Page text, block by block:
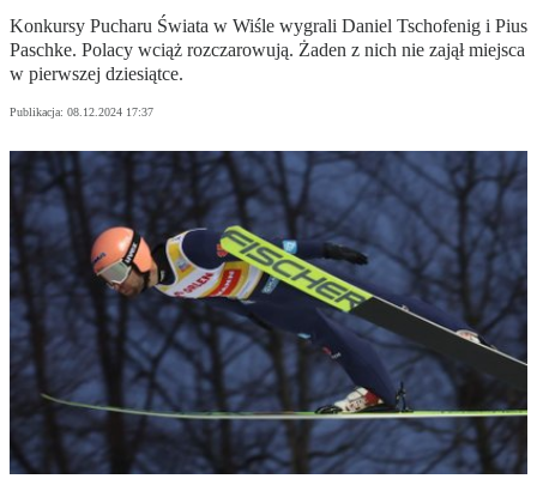
Konkursy Pucharu Świata w Wiśle wygrali Daniel Tschofenig i Pius
Paschke. Polacy wciąż rozczarowują. Żaden z nich nie zajął miejsca
w pierwszej dziesiątce.
Publikacja: 08.12.2024 17:37